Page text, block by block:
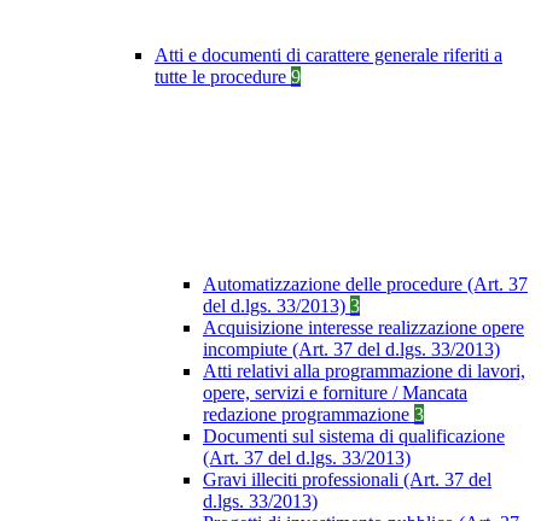
Atti e documenti di carattere generale riferiti a
tutte le procedure 9
Automatizzazione delle procedure (Art. 37
del d.lgs. 33/2013) 3
Acquisizione interesse realizzazione opere
incompiute (Art. 37 del d.lgs. 33/2013)
Atti relativi alla programmazione di lavori,
opere, servizi e forniture / Mancata
redazione programmazione 3
Documenti sul sistema di qualificazione
(Art. 37 del d.lgs. 33/2013)
Gravi illeciti professionali (Art. 37 del
d.lgs. 33/2013)